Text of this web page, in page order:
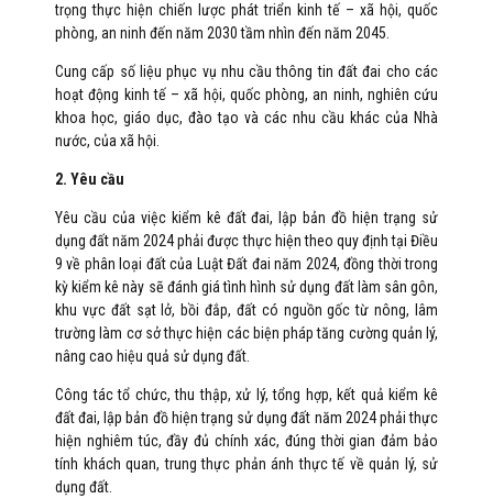
trọng thực hiện chiến lược phát triển kinh tế – xã hội, quốc
phòng, an ninh đến năm 2030 tầm nhìn đến năm 2045.
Cung cấp số liệu phục vụ nhu cầu thông tin đất đai cho các
hoạt động kinh tế – xã hội, quốc phòng, an ninh, nghiên cứu
khoa học, giáo dục, đào tạo và các nhu cầu khác của Nhà
nước, của xã hội.
2. Yêu cầu
Yêu cầu của việc kiểm kê đất đai, lập bản đồ hiện trạng sử
dụng đất năm 2024 phải được thực hiện theo quy định tại Điều
9 về phân loại đất của Luật Đất đai năm 2024, đồng thời trong
kỳ kiểm kê này sẽ đánh giá tình hình sử dụng đất làm sân gôn,
khu vực đất sạt lở, bồi đắp, đất có nguồn gốc từ nông, lâm
trường làm cơ sở thực hiện các biện pháp tăng cường quản lý,
nâng cao hiệu quả sử dụng đất.
Công tác tổ chức, thu thập, xử lý, tổng hợp, kết quả kiểm kê
đất đai, lập bản đồ hiện trạng sử dụng đất năm 2024 phải thực
hiện nghiêm túc, đầy đủ chính xác, đúng thời gian đảm bảo
tính khách quan, trung thực phản ánh thực tế về quản lý, sử
dụng đất.